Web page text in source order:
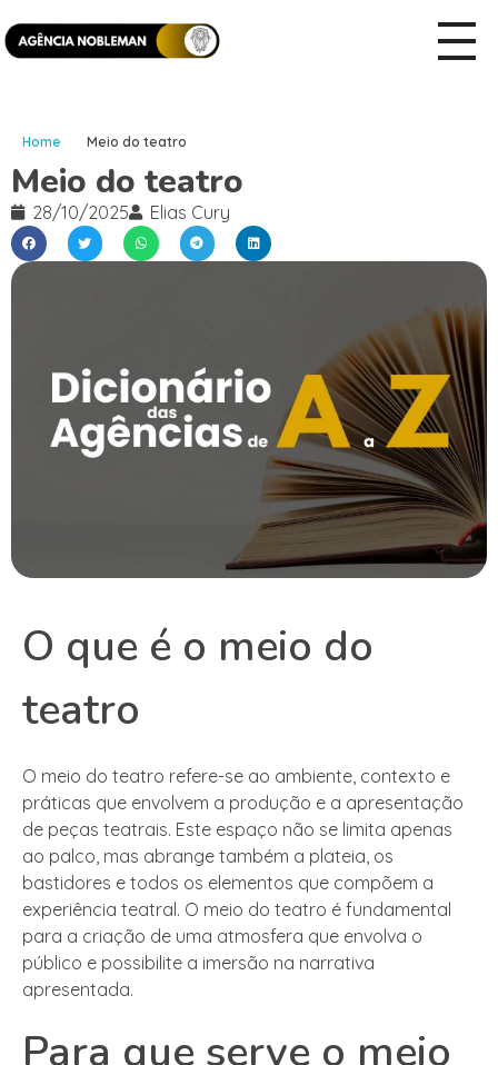
Home Meio do teatro
Meio do teatro
28/10/2025 Elias Cury
O que é o meio do
teatro
O meio do teatro refere-se ao ambiente, contexto e
práticas que envolvem a produção e a apresentação
de peças teatrais. Este espaço não se limita apenas
ao palco, mas abrange também a plateia, os
bastidores e todos os elementos que compõem a
experiência teatral. O meio do teatro é fundamental
para a criação de uma atmosfera que envolva o
público e possibilite a imersão na narrativa
apresentada.
Para que serve o meio